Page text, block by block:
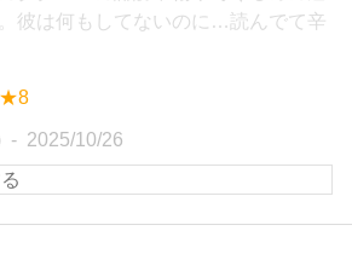
彼は何もしてないのに…読んでて辛
★8
2025/10/26